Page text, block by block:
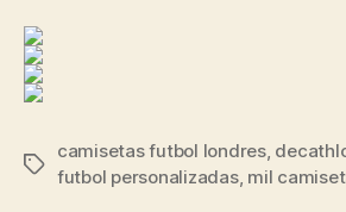
Etiquetas
camisetas futbol londres,
futbol personalizadas, mil